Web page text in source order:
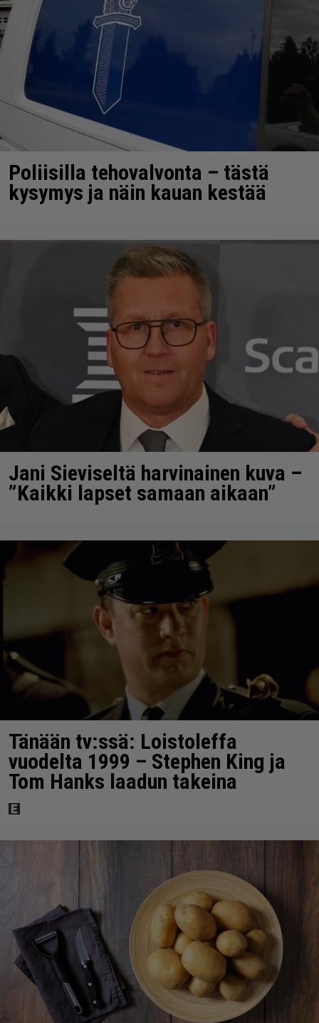
Poliisilla tehovalvonta – tästä
kysymys ja näin kauan kestää
Jani Sieviseltä harvinainen kuva –
”Kaikki lapset samaan aikaan”
Tänään tv:ssä: Loistoleffa
vuodelta 1999 – Stephen King ja
Tom Hanks laadun takeina